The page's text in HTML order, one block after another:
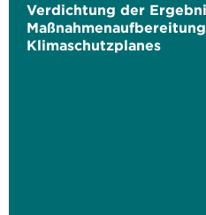
Verdichtung der
Klimaschutzplanes